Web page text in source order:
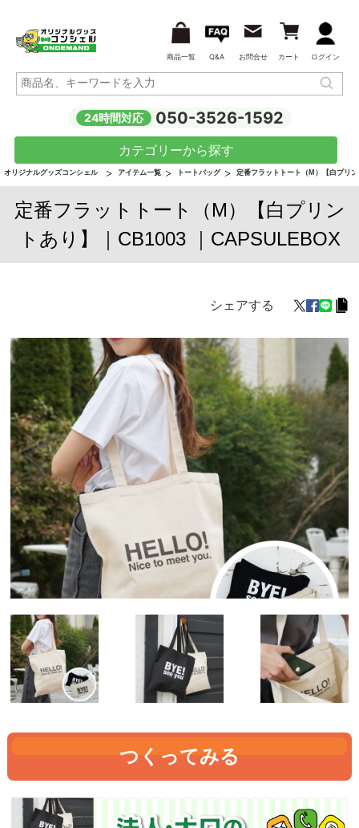
商品一覧 Q&A お問合せ カート ログイン
24時間対応 050-3526-1592
カテゴリーから探す
オリジナルグッズコンシェル アイテム一覧 トートバッグ 定番フラットトート（M）【白プリ
定番フラットトート（M）【白プリン
トあり】｜CB1003 ｜CAPSULEBOX
シェアする
つくってみる